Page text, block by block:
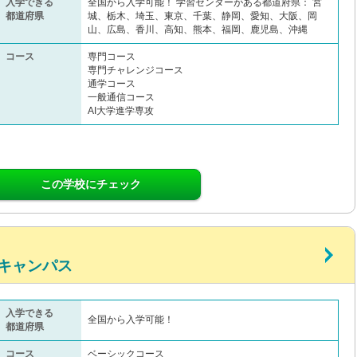
入学できる
都道府県
全国から入学可能！ 学習センターがある都道府県： 宮
城、栃木、埼玉、東京、千葉、静岡、愛知、大阪、岡
山、広島、香川、高知、熊本、福岡、鹿児島、沖縄
コース
専門コース
専門チャレンジコース
通学コース
一般通信コース
AI大学進学専攻
この学校にチェック
ャンパス
入学できる
都道府県
全国から入学可能！
コース ベーシックコース